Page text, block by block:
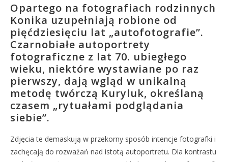
Opartego na fotografiach rodzinnych
Konika uzupełniają robione od
pięćdziesięciu lat „autofotografie”.
Czarnobiałe autoportrety
fotograficzne z lat 70. ubiegłego
wieku, niektóre wystawiane po raz
pierwszy, dają wgląd w unikalną
metodę twórczą Kuryluk, określaną
czasem „rytuałami podglądania
siebie”.
Zdjęcia te demaskują w przekorny sposób intencje fotografki i
zachęcają do rozważań nad istotą autoportretu. Dla kontrastu